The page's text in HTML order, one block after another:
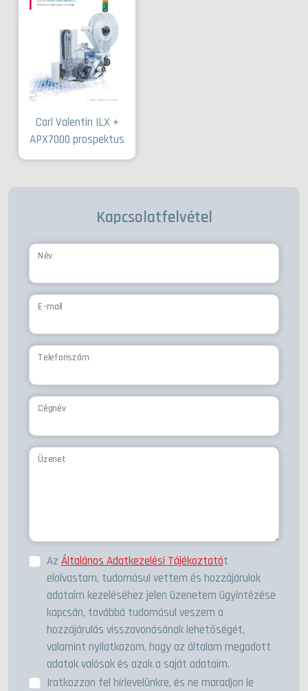
Kapcsolatfelvétel
Név
E-mail
Telefonszám
Cégnév
Üzenet
Az Általános Adatkezelési Tájékoztatót
elolvastam, tudomásul vettem és hozzájárulok
adataim kezeléséhez jelen üzenetem ügyintézése
kapcsán, továbbá tudomásul veszem a
hozzájárulás visszavonásának lehetőségét,
valamint nyilatkozom, hogy az általam megadott
adatok valósak és azok a saját adataim.
Iratkozzon fel hírlevelünkre, és ne maradjon le
Carl Valentin ILX +
APX7000 prospektus